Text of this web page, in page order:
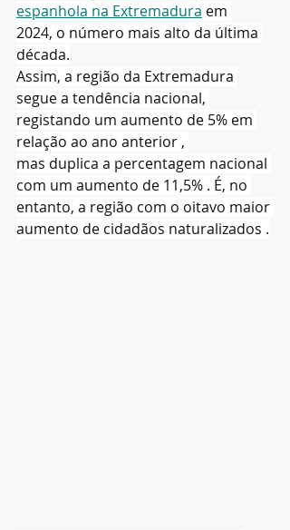
espanhola na Extremadura em
2024, o número mais alto da última
década.
Assim, a região da Extremadura
segue a tendência nacional,
registando um aumento de 5% em
relação ao ano anterior ,
mas duplica a percentagem nacional
com um aumento de 11,5% . É, no
entanto, a região com o oitavo maior
aumento de cidadãos naturalizados .